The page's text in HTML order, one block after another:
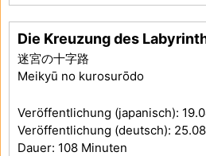
Die Kreuzung des
迷宮の十字路
Meikyū no kurosurōdo
Veröffentlichung (japanisch):
Veröffentlichung (deutsch):
Dauer: 108 Minuten